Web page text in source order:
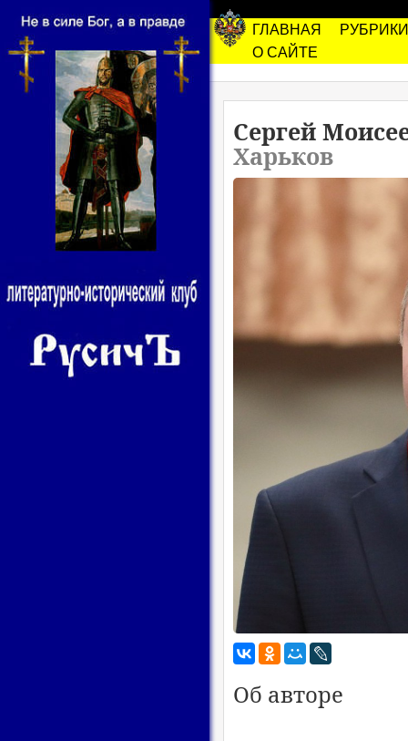
ГЛАВНАЯ
РУБРИКИ
О САЙТЕ
Сергей
Харьков
Об авторе